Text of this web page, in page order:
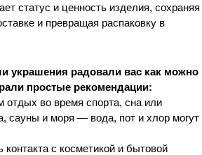
статус и ценность изделия, сохраняя
и превращая распаковку в
украшения радовали вас как можно
простые рекомендации:
отдых во время спорта, сна или
сауны и моря — вода, пот и хлор могут
контакта с косметикой и бытовой